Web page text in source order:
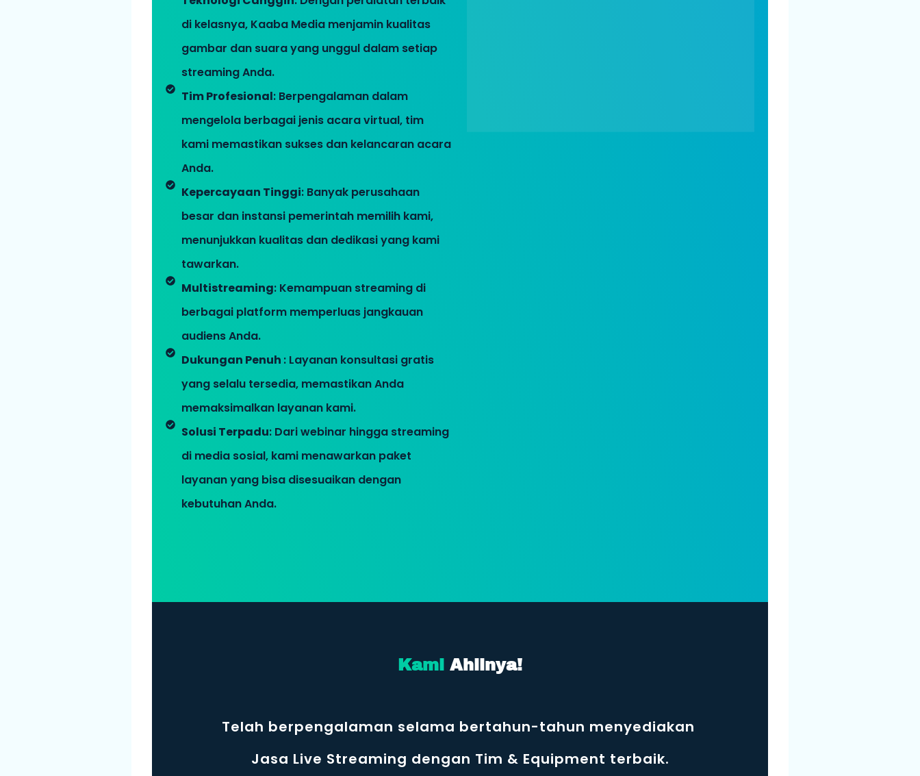
di kelasnya, Kaaba Media menjamin kualitas
gambar dan suara yang unggul dalam setiap
streaming Anda.
Tim Profesional: Berpengalaman dalam
mengelola berbagai jenis acara virtual, tim
kami memastikan sukses dan kelancaran acara
Anda.
Kepercayaan Tinggi: Banyak perusahaan
besar dan instansi pemerintah memilih kami,
menunjukkan kualitas dan dedikasi yang kami
tawarkan.
Multistreaming: Kemampuan streaming di
berbagai platform memperluas jangkauan
audiens Anda.
Dukungan Penuh : Layanan konsultasi gratis
yang selalu tersedia, memastikan Anda
memaksimalkan layanan kami.
Solusi Terpadu: Dari webinar hingga streaming
di media sosial, kami menawarkan paket
layanan yang bisa disesuaikan dengan
kebutuhan Anda.
Kami Ahlinya!
Telah berpengalaman selama bertahun-tahun menyediakan
Jasa Live Streaming dengan Tim & Equipment terbaik.